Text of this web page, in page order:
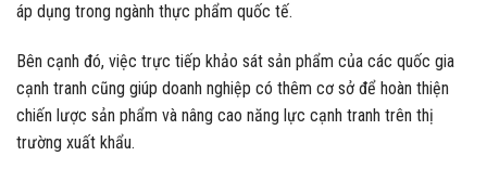
áp dụng trong ngành thực phẩm quốc tế.
Bên cạnh đó, việc trực tiếp khảo sát sản phẩm của các quốc gia
cạnh tranh cũng giúp doanh nghiệp có thêm cơ sở để hoàn thiện
chiến lược sản phẩm và nâng cao năng lực cạnh tranh trên thị
trường xuất khẩu.